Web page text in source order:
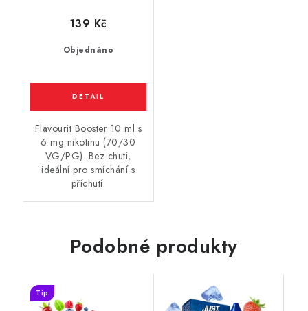
Objednáno
139 Kč
Flavourit Booster 10 ml s
6 mg nikotinu (70/30
VG/PG). Bez chuti,
ideální pro smíchání s
příchutí.
Podobné produkty
Tip